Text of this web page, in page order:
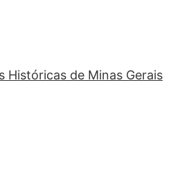
Históricas de Minas Gerais